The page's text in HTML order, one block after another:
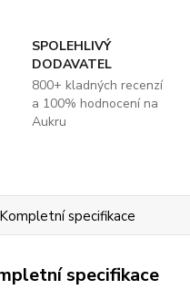
SPOLEHLIVÝ
DODAVATEL
800+ kladných recenzí
a 100% hodnocení na
Aukru
Kompletní specifikace
specifikace